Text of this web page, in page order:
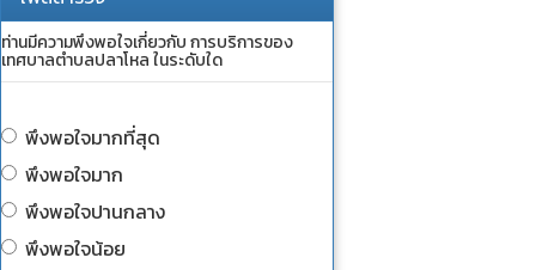
ท่านมีความพึงพอใจเกี่ยวกับ การบริการของ
เทศบาลตำบลปลาโหล ในระดับใด
พึงพอใจมากที่สุด
พึงพอใจมาก
พึงพอใจปานกลาง
พึงพอใจน้อย